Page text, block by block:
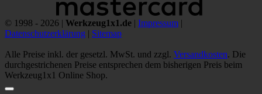
© 1998 - 2026 | Werkzeug1x1.de | Impressum |
Datenschutzerklärung | Sitemap
Alle Preise inkl. der gesetzl. MwSt. und zzgl. Versandkosten. Die
durchgestrichenen Preise entsprechen dem bisherigen Preis beim
Werkzeug1x1 Online Shop.